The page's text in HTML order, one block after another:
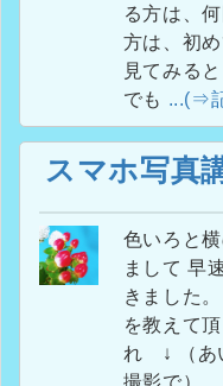
る方は、何
方は、初めて。 書留郵便に
見てみると 現金も送れるのです
でも ...(⇒
スマホ写真
色いろと横の広
まして 早速、本日、朝から、参加して
きました。 基本的な、構図とアン
を教えて頂きま
れ ↓ （あいにくの雨でしたので室内
撮影で）